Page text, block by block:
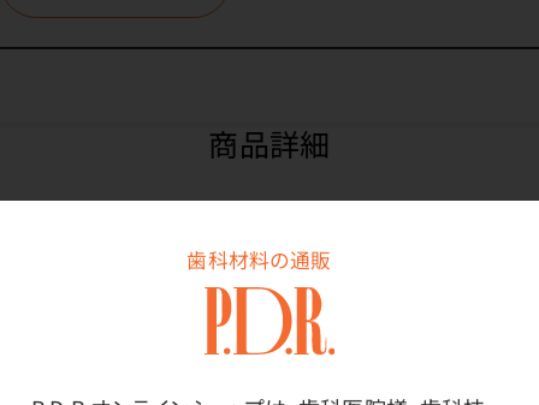
歯科材料の通販
商品詳細
冷やしてさらにおいしい、個包装（パウチタイプ）の果汁